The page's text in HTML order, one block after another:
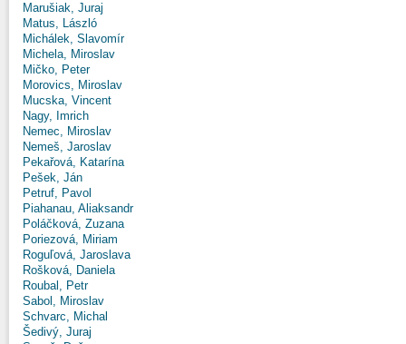
Marušiak, Juraj
Matus, László
Michálek, Slavomír
Michela, Miroslav
Mičko, Peter
Morovics, Miroslav
Mucska, Vincent
Nagy, Imrich
Nemec, Miroslav
Nemeš, Jaroslav
Pekařová, Katarína
Pešek, Ján
Petruf, Pavol
Piahanau, Aliaksandr
Poláčková, Zuzana
Poriezová, Miriam
Roguľová, Jaroslava
Rošková, Daniela
Roubal, Petr
Sabol, Miroslav
Schvarc, Michal
Šedivý, Juraj